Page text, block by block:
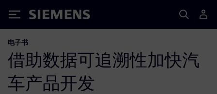
Siemens
电子书
借助数据可追溯性加快汽
车产品开发